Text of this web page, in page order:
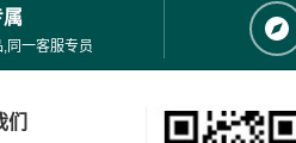
,同一客服专员